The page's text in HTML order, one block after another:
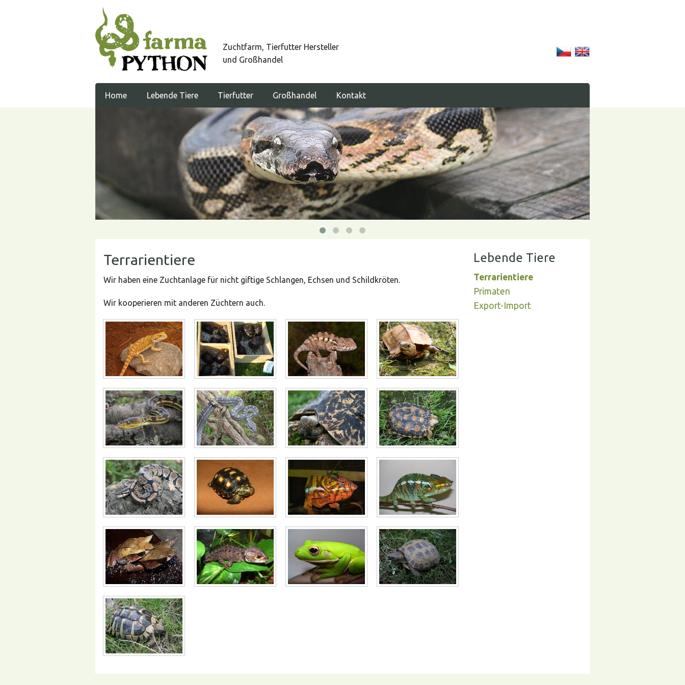
Zuchtfarm, Tierfutter Hersteller
und Großhandel
Home Lebende Tiere Tierfutter Großhandel Kontakt
Terrarientiere
Wir haben eine Zuchtanlage für nicht giftige Schlangen, Echsen und Schildkröten.
Wir kooperieren mit anderen Züchtern auch.
Lebende Tiere
Terrarientiere
Primaten
Export-Import